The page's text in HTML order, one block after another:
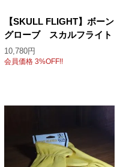
【SKULL FLIGHT】ボーン
グローブ スカルフライト
10,780円
会員価格 3%OFF!!